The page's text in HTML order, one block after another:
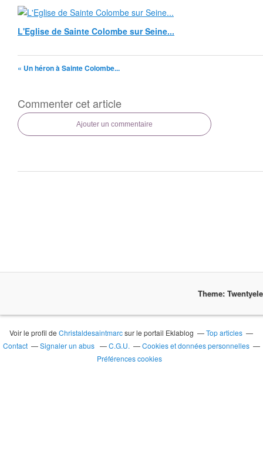
L'Eglise de Sainte Colombe sur Seine...
« Un héron à Sainte Colombe...
Commenter cet article
Ajouter un commentaire
Theme:
Voir le profil deChristaldesaintmarcsur le portail Eklablog
Top articles
Contact
Signaler un abus C.G.U.
Cookies et données personnelles
Préférences cookies